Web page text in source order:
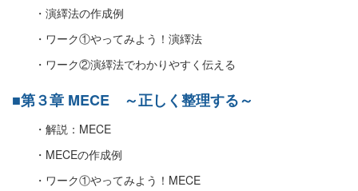
・演繹法の作成例
・ワーク①やってみよう！演繹法
・ワーク②演繹法でわかりやすく伝える
■第３章 MECE ～正しく整理する～
・解説：MECE
・MECEの作成例
・ワーク①やってみよう！MECE